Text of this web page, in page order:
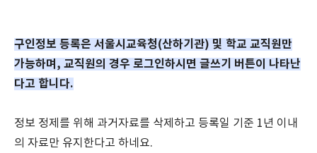
구인정보 등록은 서울시교육청(산하기관) 및 학교 교직원만
가능하며, 교직원의 경우 로그인하시면 글쓰기 버튼이 나타난
다고 합니다.
정보 정제를 위해 과거자료를 삭제하고 등록일 기준 1년 이내
의 자료만 유지한다고 하네요.